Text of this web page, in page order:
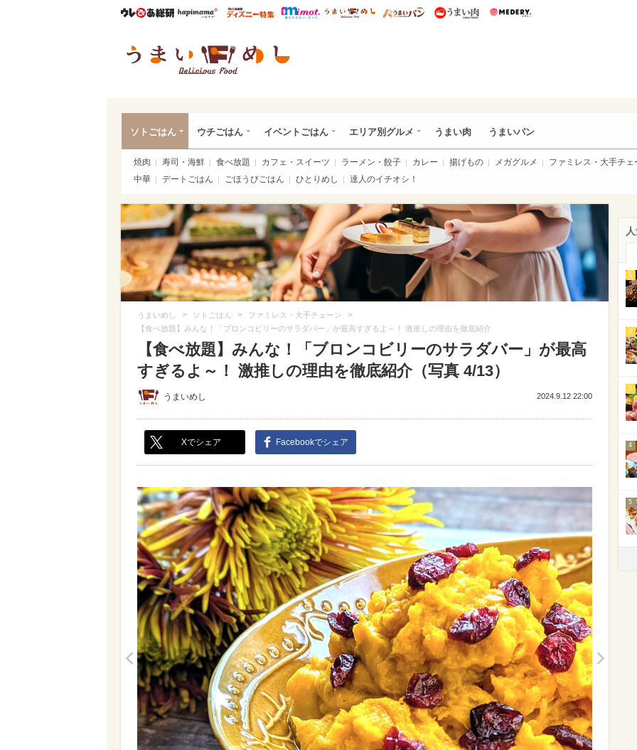
ウレぴあ総研ハピママ* ウレぴあ総研 ディズニー特集
mimot. うまいめし うまいパン うまい肉
ソトごはん ウチごはん イベントごはん エリア別グルメ うまい肉 うまいパン
焼肉 寿司・海鮮 食べ放題 カフェ・スイーツ ラーメン・餃子 カレー 揚げもの メガグルメ
ファミレス・大手チェ
中華
デートごはん ごほうびごはん ひとりめし 達人のイチオシ！
うまいめし > ソトごはん > ファミレス・大手チェーン >
【食べ放題】みんな！「ブロンコビリーのサラダバー」が最高すぎるよ～！ 激推しの理由を徹底紹介
【食べ放題】みんな！「ブロンコビリーのサラダバー」が最高
すぎるよ～！ 激推しの理由を徹底紹介（写真 4/13）
うまいめし 2024.9.12 22:00
Xでシェア Facebookでシェア
1
2
3
4
5